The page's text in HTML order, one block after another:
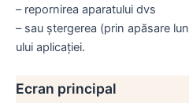
– repornirea aparatului dvs
– sau ștergerea (prin apăsare
ului aplicației.
Ecran principal